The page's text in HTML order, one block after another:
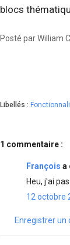
blocs
Posté par William
Libellés :
1 commentaire :
François a
Heu, j'ai
12 octobre
Enregistrer